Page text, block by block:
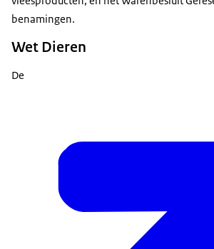
benamingen.
Wet Dieren
De